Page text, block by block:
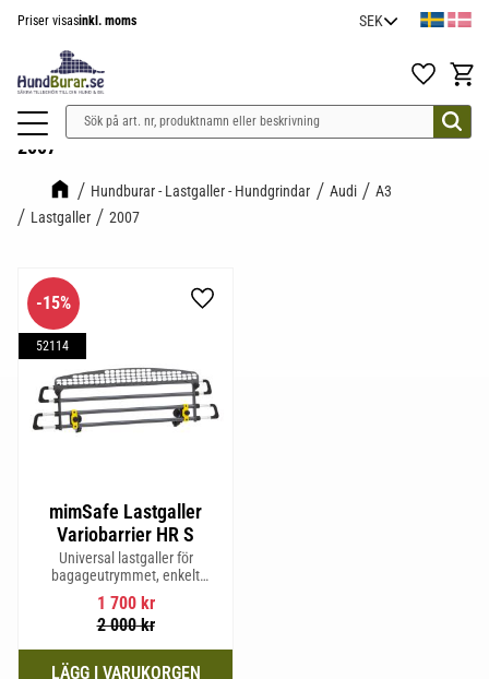
Priser visasinkl. moms
Favoriter
2007
Hundburar - Lastgaller - Hundgrindar Audi
A3
Lastgaller
2007
mimSafe Lastgaller
Variobarrier HR S
Universal lastgaller för
bagageutrymmet, enkelt
justerbar för att passa din bils
form för säker och trygg resa
med husdjur eller last.
1 700kr
2 000kr
15%
52114
Lägg till i favoriter